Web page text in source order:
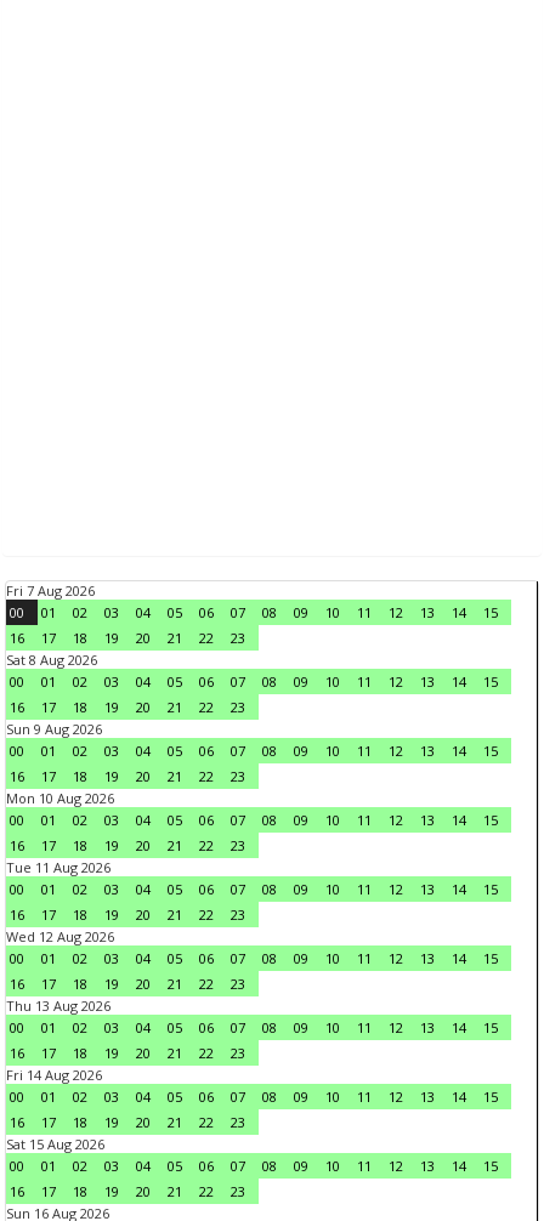
Fri 7 Aug 2026
00
01 02 03 04 05 06 07 08 09 10 11 12 13 14
15
16
17 18 19 20 21 22
23
Sat 8 Aug 2026
00
01 02 03 04 05 06 07 08 09 10 11 12 13 14
15
16
17 18 19 20 21 22
23
Sun 9 Aug 2026
00
01 02 03 04 05 06 07 08 09 10 11 12 13 14
15
16
17 18 19 20 21 22
23
Mon 10 Aug 2026
00
01 02 03 04 05 06 07 08 09 10 11 12 13 14
15
16
17 18 19 20 21 22
23
Tue 11 Aug 2026
00
01 02 03 04 05 06 07 08 09 10 11 12 13 14
15
16
17 18 19 20 21 22
23
Wed 12 Aug 2026
00
01 02 03 04 05 06 07 08 09 10 11 12 13 14
15
16
17 18 19 20 21 22
23
Thu 13 Aug 2026
00
01 02 03 04 05 06 07 08 09 10 11 12 13 14
15
16
17 18 19 20 21 22
23
Fri 14 Aug 2026
00
01 02 03 04 05 06 07 08 09 10 11 12 13 14
15
16
17 18 19 20 21 22
23
Sat 15 Aug 2026
00
01 02 03 04 05 06 07 08 09 10 11 12 13 14
15
16
17 18 19 20 21 22
23
Sun 16 Aug 2026